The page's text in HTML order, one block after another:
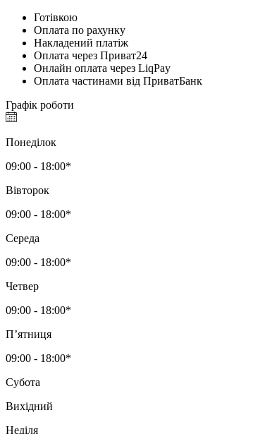
Готівкою
Оплата по рахунку
Накладений платіж
Оплата через Приват24
Онлайн оплата через LiqPay
Оплата частинами від ПриватБанк
Графік роботи
Понеділок
09:00 - 18:00*
Вівторок
09:00 - 18:00*
Середа
09:00 - 18:00*
Четвер
09:00 - 18:00*
Пʼятниця
09:00 - 18:00*
Субота
Вихідний
Неділя